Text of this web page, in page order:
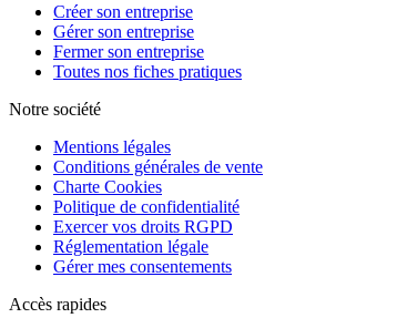
Créer son entreprise
Gérer son entreprise
Fermer son entreprise
Toutes nos fiches pratiques
Notre société
Mentions légales
Conditions générales de vente
Charte Cookies
Politique de confidentialité
Exercer vos droits RGPD
Réglementation légale
Gérer mes consentements
Accès rapides